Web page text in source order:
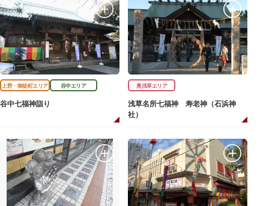
上野・御徒町エリア 谷中エリア
谷中七福神詣り
奥浅草エリア
浅草名所七福神 寿老神（石浜神
社）